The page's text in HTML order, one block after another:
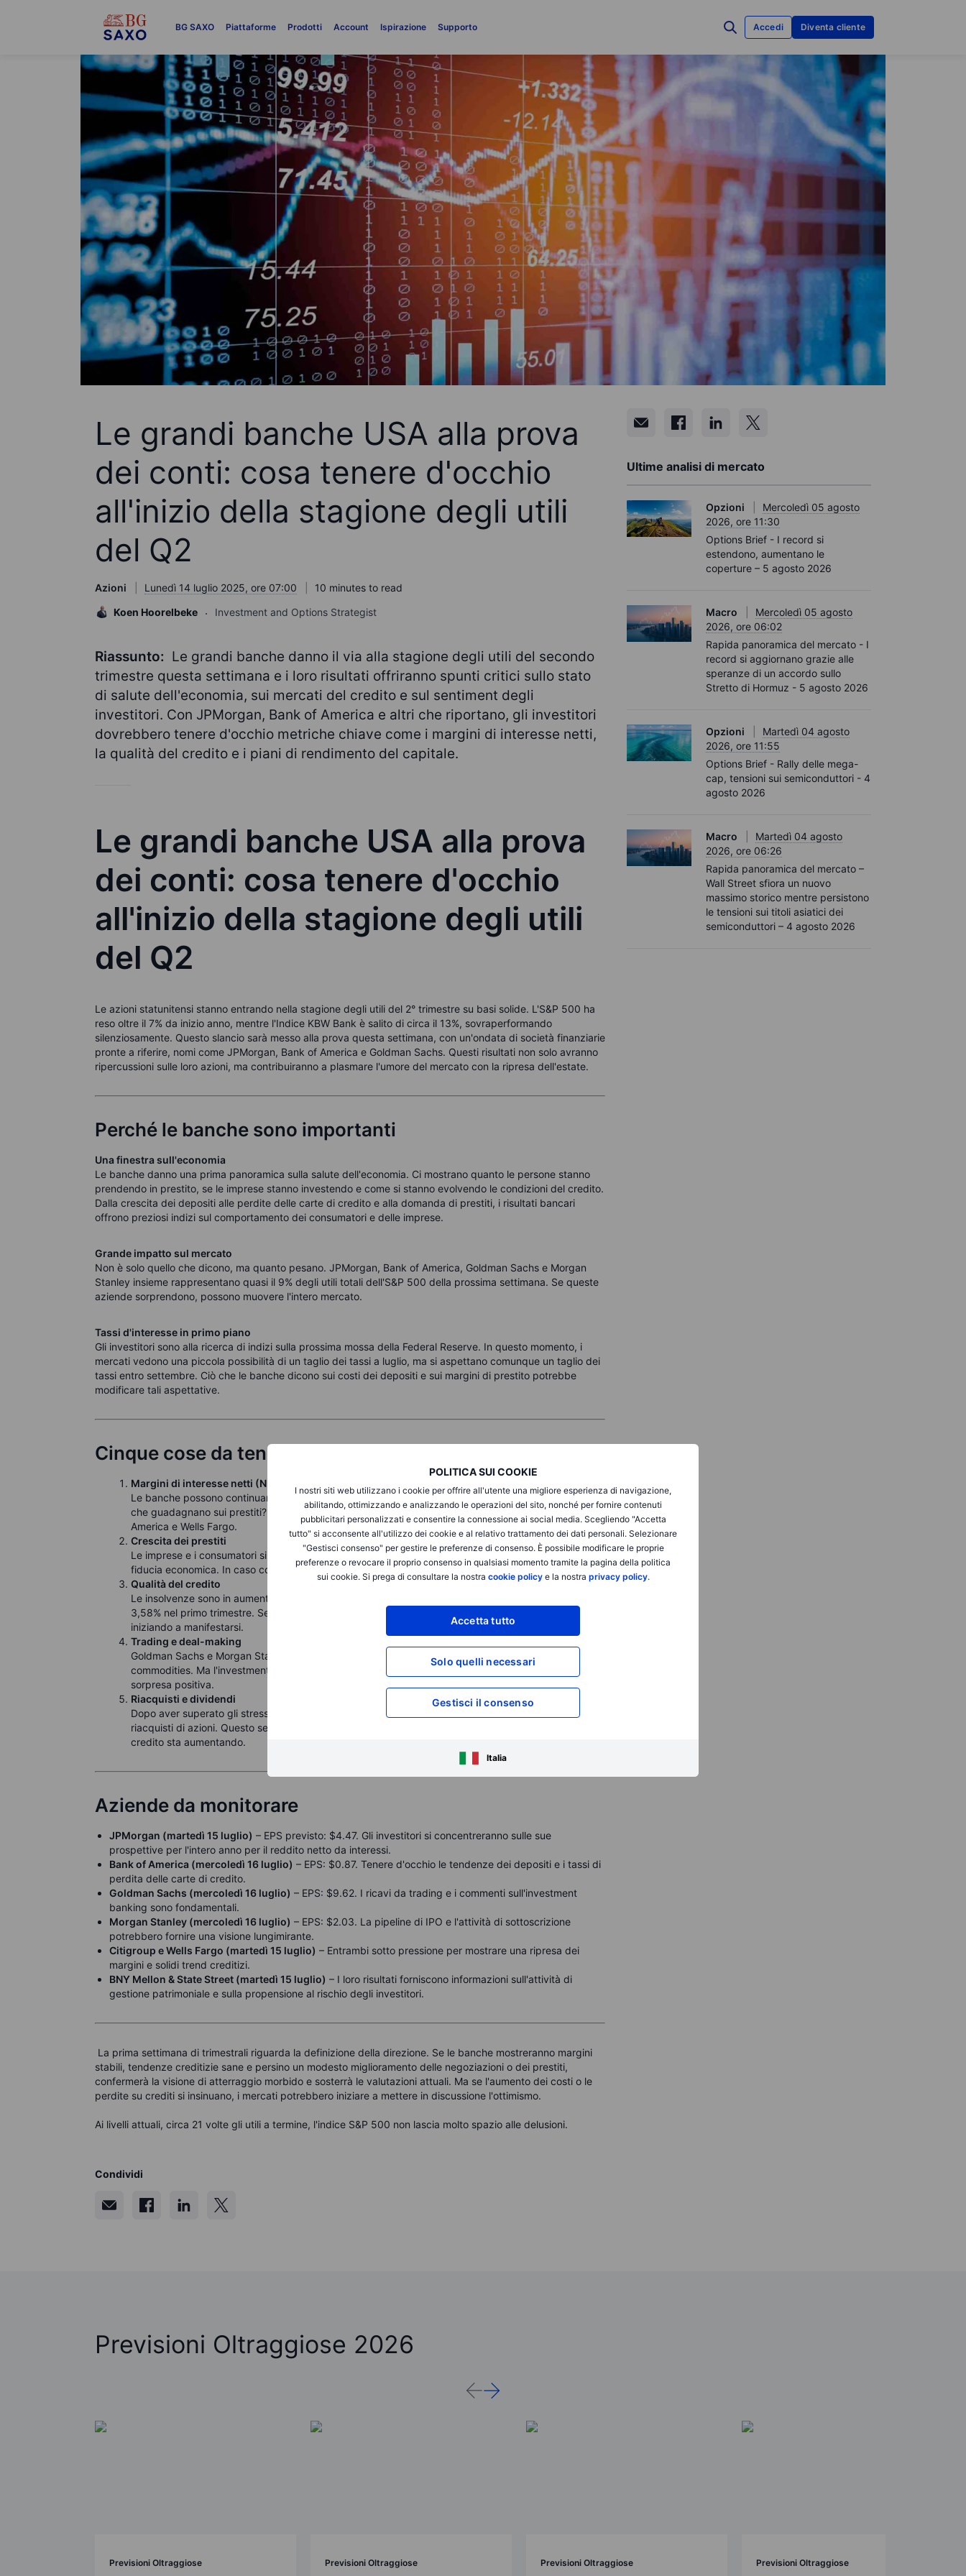
BG SAXO Piattaforme Prodotti Account Ispirazione Supporto Accedi Diventa cliente
POLITICA SUI COOKIE
I nostri siti web utilizzano i cookie per offrire all'utente una migliore esperienza di navigazione,
abilitando, ottimizzando e analizzando le operazioni del sito, nonché per fornire contenuti
pubblicitari personalizzati e consentire la connessione ai social media. Scegliendo "Accetta
tutto" si acconsente all'utilizzo dei cookie e al relativo trattamento dei dati personali. Selezionare
"Gestisci consenso" per gestire le preferenze di consenso. È possibile modificare le proprie
preferenze o revocare il proprio consenso in qualsiasi momento tramite la pagina della politica
sui cookie. Si prega di consultare la nostra cookie policye la nostra privacy policy.
Accetta tutto
Solo quelli necessari
Gestisci il consenso
Italia
Le grandi banche USA alla prova
dei conti: cosa tenere d'occhio
all'inizio della stagione degli utili
del Q2
Azioni Lunedì 14 luglio 2025, ore 07:00
10 minutes to read
Koen Hoorelbeke
Investment and Options Strategist
Riassunto: Le grandi banche danno il via alla stagione degli utili del secondo
trimestre questa settimana e i loro risultati offriranno spunti critici sullo stato
di salute dell'economia, sui mercati del credito e sul sentiment degli
investitori. Con JPMorgan, Bank of America e altri che riportano, gli investitori
dovrebbero tenere d'occhio metriche chiave come i margini di interesse netti,
la qualità del credito e i piani di rendimento del capitale.
Le grandi banche USA alla prova
dei conti: cosa tenere d'occhio
all'inizio della stagione degli utili
del Q2
Le azioni statunitensi stanno entrando nella stagione degli utili del 2° trimestre su basi solide. L'S&P 500 ha
reso oltre il 7% da inizio anno, mentre l'Indice KBW Bank è salito di circa il 13%, sovraperformando
silenziosamente. Questo slancio sarà messo alla prova questa settimana, con un'ondata di società finanziarie
pronte a riferire, nomi come JPMorgan, Bank of America e Goldman Sachs. Questi risultati non solo avranno
ripercussioni sulle loro azioni, ma contribuiranno a plasmare l'umore del mercato con la ripresa dell'estate.
Perché le banche sono importanti
Una finestra sull'economia
Le banche danno una prima panoramica sulla salute dell'economia. Ci mostrano quanto le persone stanno
prendendo in prestito, se le imprese stanno investendo e come si stanno evolvendo le condizioni del credito.
Dalla crescita dei depositi alle perdite delle carte di credito e alla domanda di prestiti, i risultati bancari
offrono preziosi indizi sul comportamento dei consumatori e delle imprese.
Grande impatto sul mercato
Non è solo quello che dicono, ma quanto pesano. JPMorgan, Bank of America, Goldman Sachs e Morgan
Stanley insieme rappresentano quasi il 9% degli utili totali dell'S&P 500 della prossima settimana. Se queste
aziende sorprendono, possono muovere l'intero mercato.
Tassi d'interesse in primo piano
Gli investitori sono alla ricerca di indizi sulla prossima mossa della Federal Reserve. In questo momento, i
mercati vedono una piccola possibilità di un taglio dei tassi a luglio, ma si aspettano comunque un taglio dei
tassi entro settembre. Ciò che le banche dicono sui costi dei depositi e sui margini di prestito potrebbe
modificare tali aspettative.
Cinque cose da tenere d'occhio
Margini di interesse netti (NIM)
Le banche possono continuare a guadagnare uno spread sano tra ciò che pagano sui depositi e ciò
che guadagnano sui prestiti? Cercate le indicazioni aggiornate di JPMorgan e i commenti di Bank of
America e Wells Fargo.
Crescita dei prestiti
Le imprese e i consumatori si indebitano di più? Se i saldi dei prestiti aumentano, è un segno di
fiducia economica. In caso contrario, potrebbe significare che le aziende si stanno trattenendo.
Qualità del credito
Le insolvenze sono in aumento? Le perdite delle carte di credito di JPMorgan hanno raggiunto il
3,58% nel primo trimestre. Se questo numero sale, potrebbe significare che lo stress finanziario sta
iniziando a manifestarsi.
Trading e deal-making
Goldman Sachs e Morgan Stanley potrebbero trarre vantaggio dal trading attivo su tassi e
commodities. Ma l'investment banking è ancora debole. Qualsiasi segno di vita qui sarebbe una
sorpresa positiva.
Riacquisti e dividendi
Dopo aver superato gli stress test, alcune banche potrebbero aumentare i dividendi o riavviare i
riacquisti di azioni. Questo segnala fiducia, ma potrebbe anche sollevare perplessità se il rischio di
credito sta aumentando.
Aziende da monitorare
JPMorgan (martedì 15 luglio) – EPS previsto: $4.47. Gli investitori si concentreranno sulle sue
prospettive per l'intero anno per il reddito netto da interessi.
Bank of America (mercoledì 16 luglio) – EPS: $0.87. Tenere d'occhio le tendenze dei depositi e i tassi di
perdita delle carte di credito.
Goldman Sachs (mercoledì 16 luglio) – EPS: $9.62. I ricavi da trading e i commenti sull'investment
banking sono fondamentali.
Morgan Stanley (mercoledì 16 luglio) – EPS: $2.03. La pipeline di IPO e l'attività di sottoscrizione
potrebbero fornire una visione lungimirante.
Citigroup e Wells Fargo (martedì 15 luglio) – Entrambi sotto pressione per mostrare una ripresa dei
margini e solidi trend creditizi.
BNY Mellon & State Street (martedì 15 luglio) – I loro risultati forniscono informazioni sull'attività di
gestione patrimoniale e sulla propensione al rischio degli investitori.
La prima settimana di trimestrali riguarda la definizione della direzione. Se le banche mostreranno margini
stabili, tendenze creditizie sane e persino un modesto miglioramento delle negoziazioni o dei prestiti,
confermerà la visione di atterraggio morbido e sosterrà le valutazioni attuali. Ma se l'aumento dei costi o le
perdite su crediti si insinuano, i mercati potrebbero iniziare a mettere in discussione l'ottimismo.
Ai livelli attuali, circa 21 volte gli utili a termine, l'indice S&P 500 non lascia molto spazio alle delusioni.
Condividi
Ultime analisi di mercato
Opzioni
Mercoledì 05 agosto
2026, ore 11:30
Options Brief - I record si
estendono, aumentano le
coperture – 5 agosto 2026
Macro
Mercoledì 05 agosto
2026, ore 06:02
Rapida panoramica del mercato - I
record si aggiornano grazie alle
speranze di un accordo sullo
Stretto di Hormuz - 5 agosto 2026
Opzioni
Martedì 04 agosto
2026, ore 11:55
Options Brief - Rally delle mega-
cap, tensioni sui semiconduttori - 4
agosto 2026
Macro
Martedì 04 agosto
2026, ore 06:26
Rapida panoramica del mercato –
Wall Street sfiora un nuovo
massimo storico mentre persistono
le tensioni sui titoli asiatici dei
semiconduttori – 4 agosto 2026
Previsioni Oltraggiose 2026
Previsioni Oltraggiose Previsioni Oltraggiose Previsioni Oltraggiose Previsioni Oltraggiose